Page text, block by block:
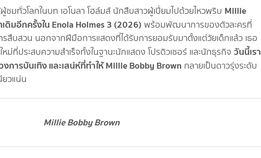
ชมทั่วโลกในบท เอโนลา โฮล์มส์ นักสืบสาวผู้เปี่ยมไปด้วยไหวพริบ Millie
มอีกครั้งใน Enola Holmes 3 (2026) พร้อมพัฒนาการของตัวละครที่
รสืบสวน นอกจากฝีมือการแสดงที่ได้รับการยอมรับมาตั้งแต่วัยเด็กแล้ว เธอ
ที่ประสบความสำเร็จทั้งในฐานะนักแสดง โปรดิวเซอร์ และนักธุรกิจ วันนี้เรา
งการบันเทิง และเสน่ห์ที่ทำให้ Millie Bobby Brown กลายเป็นดาวรุ่งระดับ
วแน่น
Millie Bobby Brown